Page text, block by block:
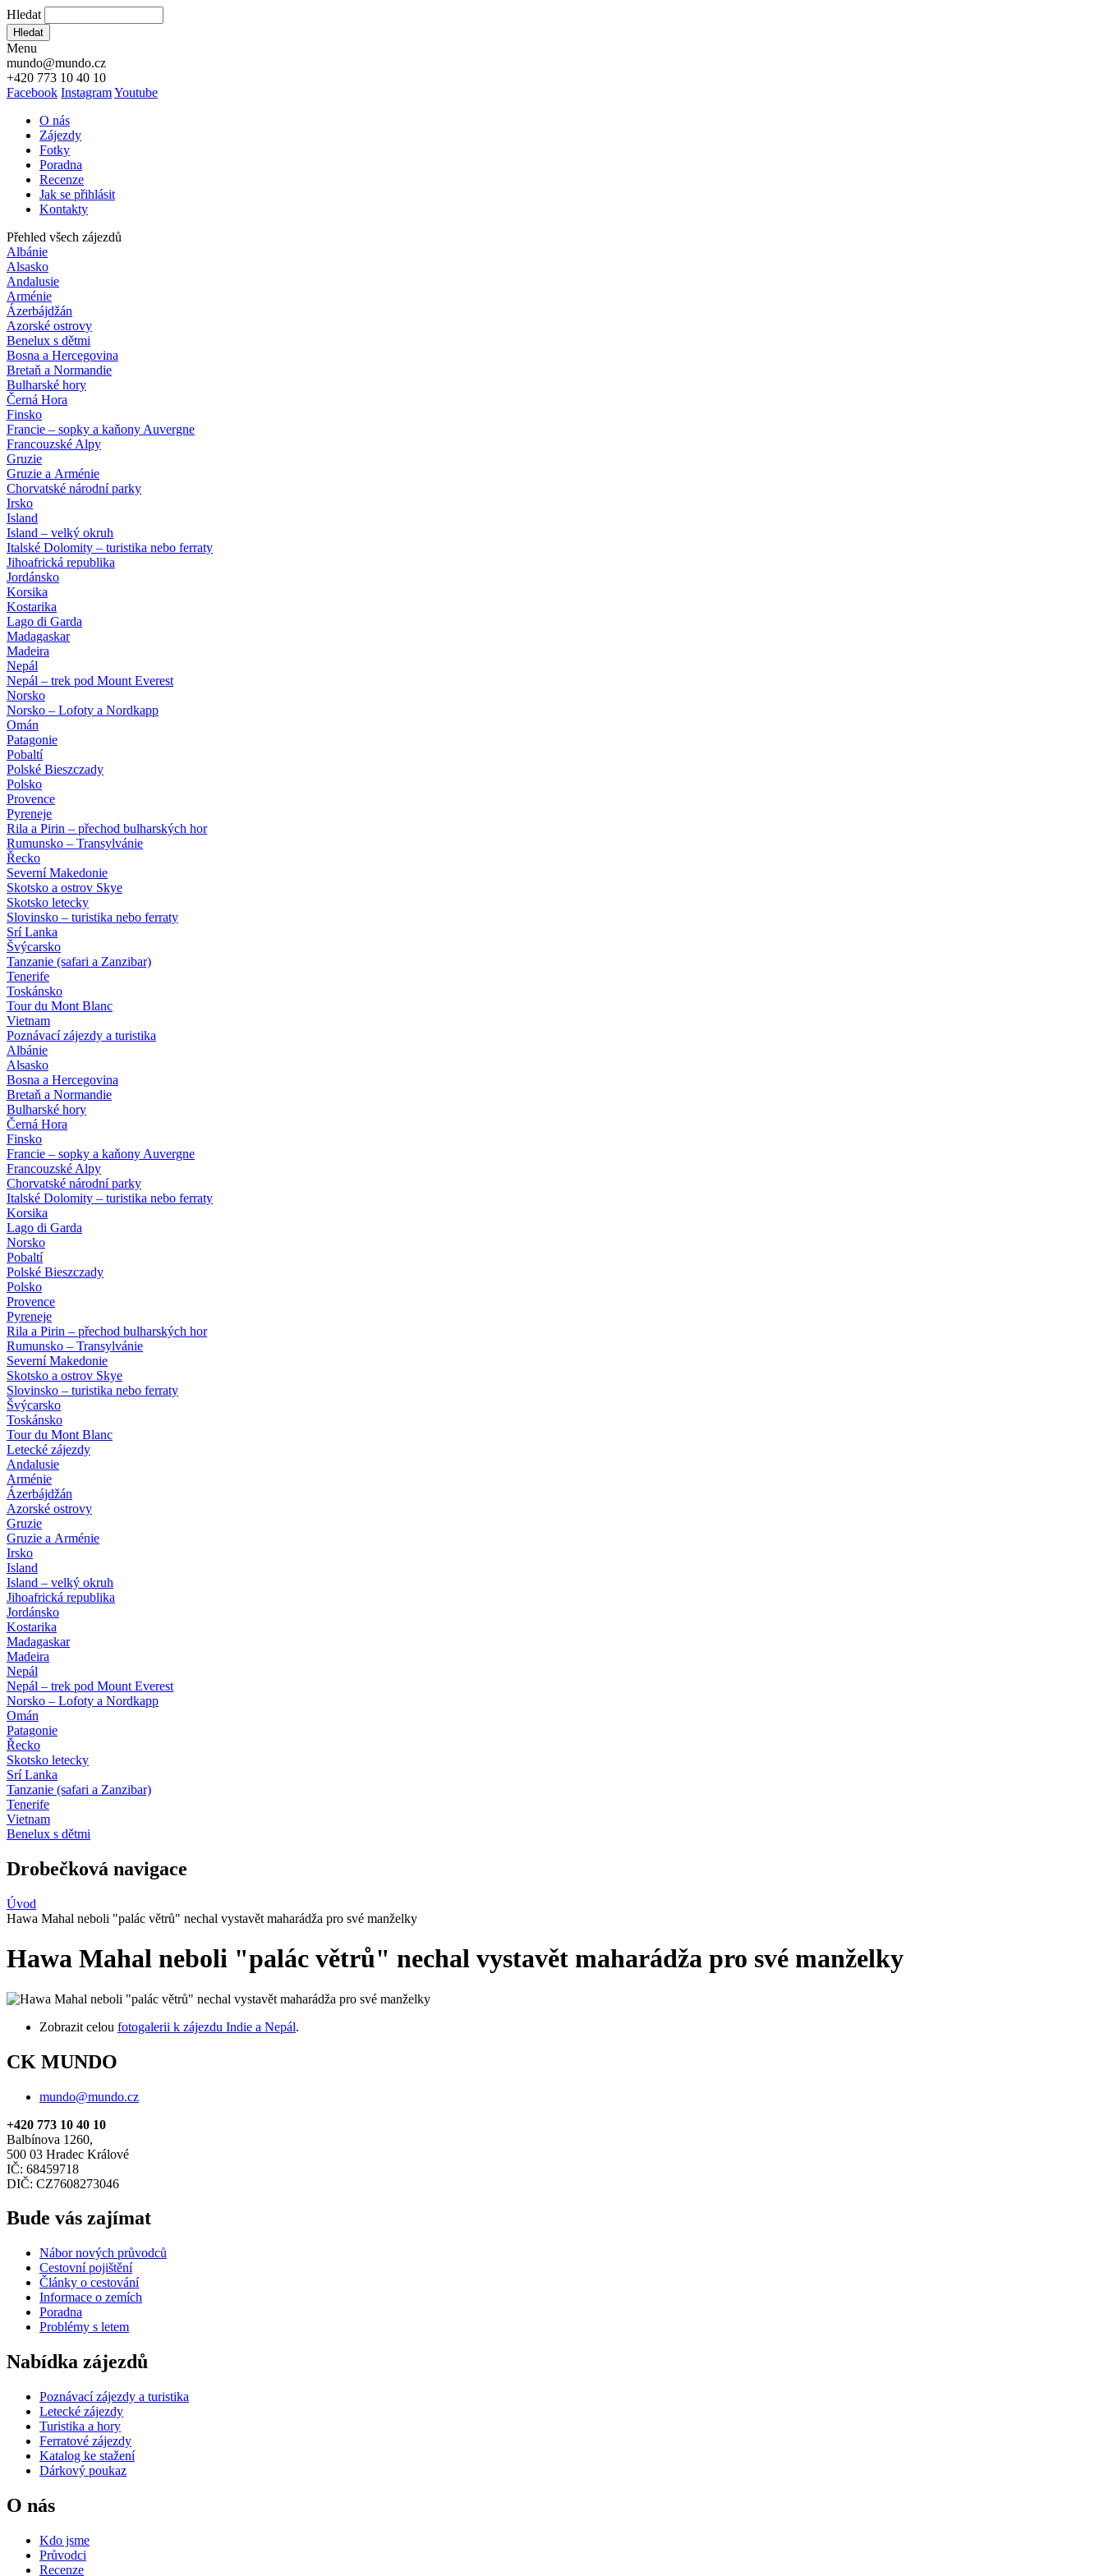
Hledat
Hledat
Menu
mundo@mundo.cz
+420 773 10 40 10
Facebook InstagramYoutube
O nás
Zájezdy
Fotky
Poradna
Recenze
Jak se přihlásit
Kontakty
Přehled všech zájezdů
Albánie
Alsasko
Andalusie
Arménie
Ázerbájdžán
Azorské ostrovy
Benelux s dětmi
Bosna a Hercegovina
Bretaň a Normandie
Bulharské hory
Černá Hora
Finsko
Francie – sopky a kaňony Auvergne
Francouzské Alpy
Gruzie
Gruzie a Arménie
Chorvatské národní parky
Irsko
Island
Island – velký okruh
Italské Dolomity – turistika nebo ferraty
Jihoafrická republika
Jordánsko
Korsika
Kostarika
Lago di Garda
Madagaskar
Madeira
Nepál
Nepál – trek pod Mount Everest
Norsko
Norsko – Lofoty a Nordkapp
Omán
Patagonie
Pobaltí
Polské Bieszczady
Polsko
Provence
Pyreneje
Rila a Pirin – přechod bulharských hor
Rumunsko – Transylvánie
Řecko
Severní Makedonie
Skotsko a ostrov Skye
Skotsko letecky
Slovinsko – turistika nebo ferraty
Srí Lanka
Švýcarsko
Tanzanie (safari a Zanzibar)
Tenerife
Toskánsko
Tour du Mont Blanc
Vietnam
Poznávací zájezdy a turistika
Albánie
Alsasko
Bosna a Hercegovina
Bretaň a Normandie
Bulharské hory
Černá Hora
Finsko
Francie – sopky a kaňony Auvergne
Francouzské Alpy
Chorvatské národní parky
Italské Dolomity – turistika nebo ferraty
Korsika
Lago di Garda
Norsko
Pobaltí
Polské Bieszczady
Polsko
Provence
Pyreneje
Rila a Pirin – přechod bulharských hor
Rumunsko – Transylvánie
Severní Makedonie
Skotsko a ostrov Skye
Slovinsko – turistika nebo ferraty
Švýcarsko
Toskánsko
Tour du Mont Blanc
Letecké zájezdy
Andalusie
Arménie
Ázerbájdžán
Azorské ostrovy
Gruzie
Gruzie a Arménie
Irsko
Island
Island – velký okruh
Jihoafrická republika
Jordánsko
Kostarika
Madagaskar
Madeira
Nepál
Nepál – trek pod Mount Everest
Norsko – Lofoty a Nordkapp
Omán
Patagonie
Řecko
Skotsko letecky
Srí Lanka
Tanzanie (safari a Zanzibar)
Tenerife
Vietnam
Benelux s dětmi
Drobečková navigace
Úvod
Hawa Mahal neboli "palác větrů" nechal vystavět maharádža pro své manželky
Hawa Mahal neboli "palác větrů" nechal vystavět maharádža pro své manželky
Zobrazit celou fotogalerii k zájezdu Indie a Nepál.
CK MUNDO
mundo@mundo.cz
+420 773 10 40 10
Balbínova 1260,
500 03 Hradec Králové
IČ: 68459718
DIČ: CZ7608273046
Bude vás zajímat
Nábor nových průvodců
Cestovní pojištění
Články o cestování
Informace o zemích
Poradna
Problémy s letem
Nabídka zájezdů
Poznávací zájezdy a turistika
Letecké zájezdy
Turistika a hory
Ferratové zájezdy
Katalog ke stažení
Dárkový poukaz
O nás
Kdo jsme
Průvodci
Recenze